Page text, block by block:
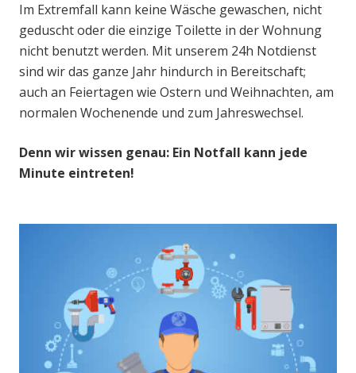
Im Extremfall kann keine Wäsche gewaschen, nicht
geduscht oder die einzige Toilette in der Wohnung
nicht benutzt werden. Mit unserem 24h Notdienst
sind wir das ganze Jahr hindurch in Bereitschaft;
auch an Feiertagen wie Ostern und Weihnachten, am
normalen Wochenende und zum Jahreswechsel.
Denn wir wissen genau: Ein Notfall kann jede
Minute eintreten!